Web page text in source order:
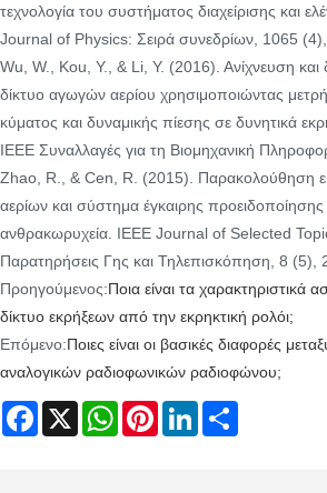
τεχνολογία του συστήματος διαχείρισης και
Journal of Physics: Σειρά συνεδρίων, 1065
Wu, W., Kou, Υ., & Li, Υ. (2016). Ανίχνευση
δίκτυο αγωγών αερίου χρησιμοποιώντας
κύματος και δυναμικής πίεσης σε δυνητικά
IEEE Συναλλαγές για τη Βιομηχανική
Zhao, R., & Cen, R. (2015). Παρακολούθηση
αερίων και σύστημα έγκαιρης
ανθρακωρυχεία. IEEE Journal of Selected
Παρατηρήσεις Γης και Τηλεπισκόπηση, 8 (5),
Προηγούμενος:Ποια είναι τα χαρακτηριστικά
δίκτυο εκρήξεων από την εκρηκτική ρολόι;
Επόμενο:Ποιες είναι οι βασικές διαφορές
αναλογικών ραδιοφωνικών ραδιοφώνου;
Facebook
X WhatsAppPinterestLinkedIn